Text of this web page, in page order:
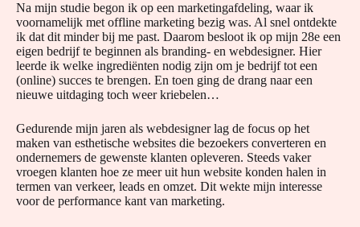
Na mijn studie begon ik op een marketingafdeling, waar ik
voornamelijk met offline marketing bezig was. Al snel ontdekte
ik dat dit minder bij me past. Daarom besloot ik op mijn 28e een
eigen bedrijf te beginnen als branding- en webdesigner. Hier
leerde ik welke ingrediënten nodig zijn om je bedrijf tot een
(online) succes te brengen. En toen ging de drang naar een
nieuwe uitdaging toch weer kriebelen…
Gedurende mijn jaren als webdesigner lag de focus op het
maken van esthetische websites die bezoekers converteren en
ondernemers de gewenste klanten opleveren. Steeds vaker
vroegen klanten hoe ze meer uit hun website konden halen in
termen van verkeer, leads en omzet. Dit wekte mijn interesse
voor de performance kant van marketing.